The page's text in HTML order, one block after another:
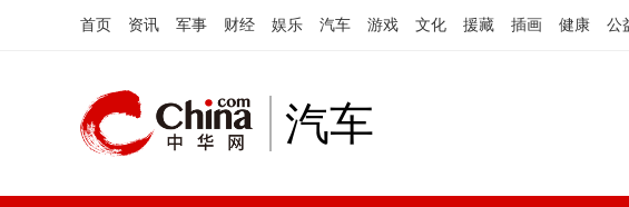
首页 资讯 军事 财经 娱乐 汽车 游戏 文化 援藏 插画 健康 公
汽车